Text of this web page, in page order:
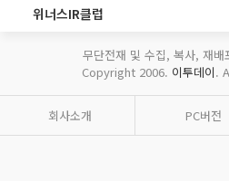
위너스IR클럽
무단전재 및 수집, 복사, 재배
Copyright 2006. 이투데이.
회사소개 PC버전